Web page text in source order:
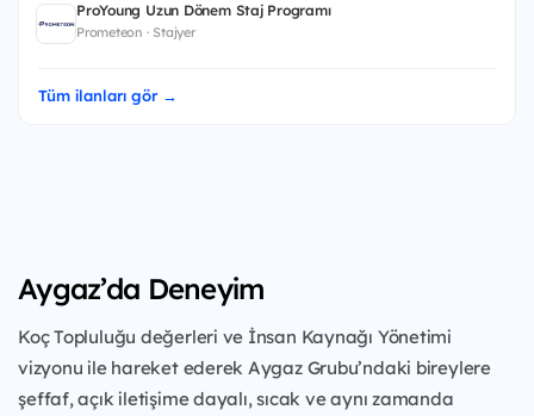
ProYoung Uzun Dönem Staj Programı
Prometeon · Stajyer
Tüm ilanları gör →
Aygaz’da Deneyim
Koç Topluluğu değerleri ve İnsan Kaynağı Yönetimi
vizyonu ile hareket ederek Aygaz Grubu’ndaki bireylere
şeffaf, açık iletişime dayalı, sıcak ve aynı zamanda